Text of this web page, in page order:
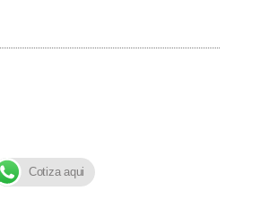
Cotiza aqui